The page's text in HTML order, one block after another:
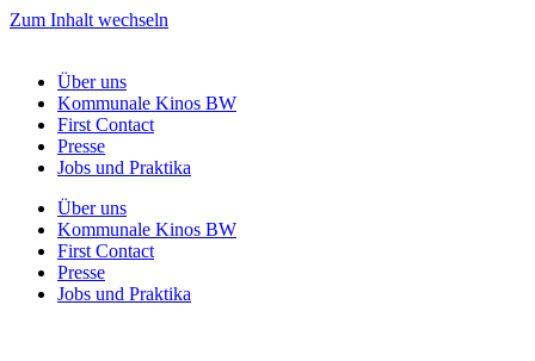
Zum Inhalt wechseln
Über uns
Kommunale Kinos BW
First Contact
Presse
Jobs und Praktika
Über uns
Kommunale Kinos BW
First Contact
Presse
Jobs und Praktika